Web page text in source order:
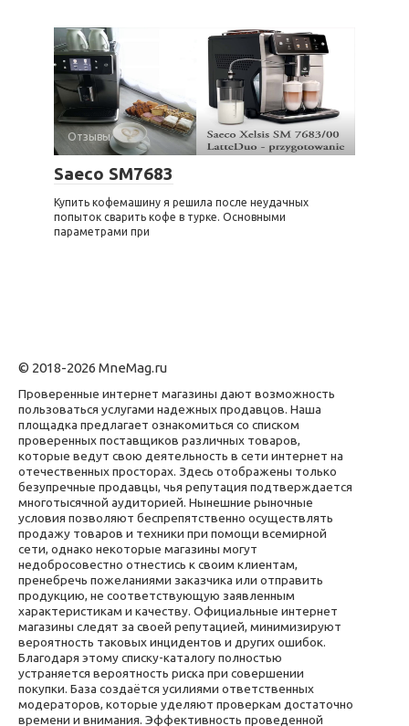
Отзывы
Saeco SM7683
Купить кофемашину я решила после неудачных
попыток сварить кофе в турке. Основными
параметрами при
© 2018-2026 MneMag.ru
Проверенные интернет магазины дают возможность
пользоваться услугами надежных продавцов. Наша
площадка предлагает ознакомиться со списком
проверенных поставщиков различных товаров,
которые ведут свою деятельность в сети интернет на
отечественных просторах. Здесь отображены только
безупречные продавцы, чья репутация подтверждается
многотысячной аудиторией. Нынешние рыночные
условия позволяют беспрепятственно осуществлять
продажу товаров и техники при помощи всемирной
сети, однако некоторые магазины могут
недобросовестно отнестись к своим клиентам,
пренебречь пожеланиями заказчика или отправить
продукцию, не соответствующую заявленным
характеристикам и качеству. Официальные интернет
магазины следят за своей репутацией, минимизируют
вероятность таковых инцидентов и других ошибок.
Благодаря этому списку-каталогу полностью
устраняется вероятность риска при совершении
покупки. База создаётся усилиями ответственных
модераторов, которые уделяют проверкам достаточно
времени и внимания. Эффективность проведенной